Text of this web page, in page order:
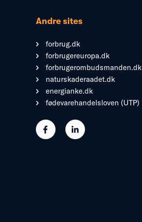
Andre sites
forbrug.dk
forbrugereuropa.dk
forbrugerombudsmanden.dk
naturskaderaadet.dk
energianke.dk
fødevarehandelsloven (UTP)